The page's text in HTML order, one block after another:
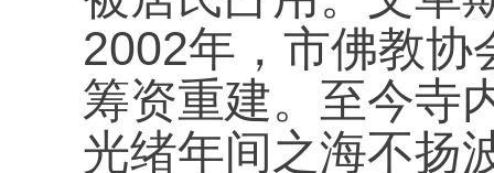
2002年，市佛教协
筹资重建。 至今寺
光绪年间之海不扬